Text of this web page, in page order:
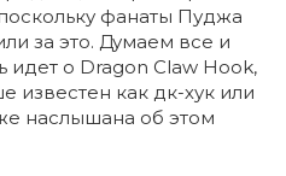
фанаты Пуджа
за это. Думаем все и
идет о Dragon Claw Hook,
известен как дк-хук или
наслышана об этом